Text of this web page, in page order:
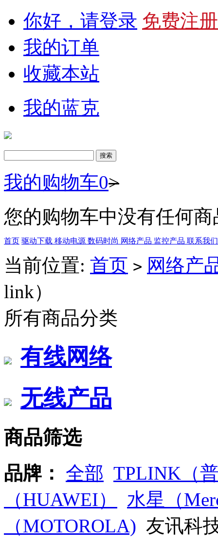
你好，请登录 免费注册
我的订单
收藏本站
我的蓝克
我的购物车0>
您的购物车中没有任何商
首页 驱动下载 移动电源 数码时尚 网络产品 监控产品 联系我
当前位置: 首页 > 网络产
link）
所有商品分类
有线网络
无线产品
商品筛选
品牌： 全部 TPLINK（
（HUAWEI）
水星（
（MOTOROLA) 友讯科